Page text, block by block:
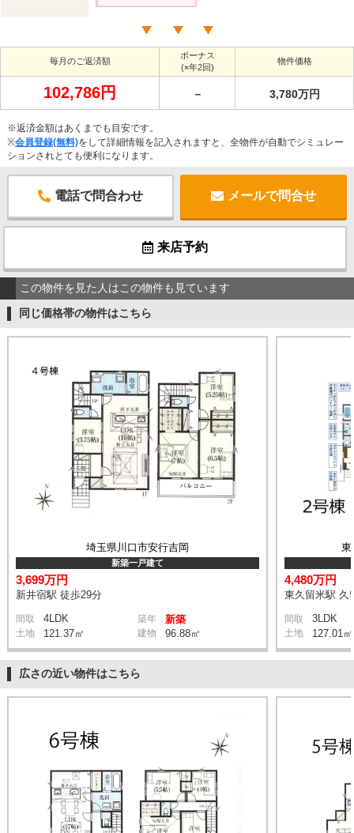
毎月のご返済額
ボーナス
(×年2回)
物件価格
102,786円 － 3,780万円
※返済金額はあくまでも目安です。
※会員登録(無料)をして詳細情報を記入されますと、全物件が自動でシミュレー
ションされとても便利になります。
電話で問合わせ メールで問合せ
来店予約
この物件を見た人はこの物件も見ています
同じ価格帯の物件はこちら
埼玉県川口市安行吉岡
新築一戸建て
3,699万円
新井宿駅 徒歩29分
間取 4LDK 築年 新築
土地 121.37㎡ 建物 96.88㎡
東
4,480万円
東久留米駅 久
間取 3LDK
土地 127.01㎡
広さの近い物件はこちら